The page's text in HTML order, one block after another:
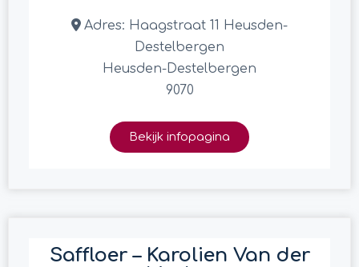
Adres: Haagstraat 11 Heusden-
Destelbergen
Heusden-Destelbergen
9070
Bekijk infopagina
Saffloer – Karolien Van der